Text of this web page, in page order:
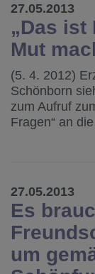
27.05.2013
„Das ist
Mut
(5. 4. 2012)
Schönborn
zum Aufruf
Fragen“ an
27.05.2013
Es
um